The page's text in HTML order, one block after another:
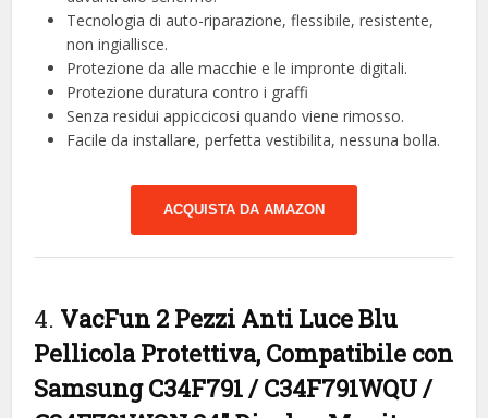
Tecnologia di auto-riparazione, flessibile, resistente,
non ingiallisce.
Protezione da alle macchie e le impronte digitali.
Protezione duratura contro i graffi
Senza residui appiccicosi quando viene rimosso.
Facile da installare, perfetta vestibilita, nessuna bolla.
ACQUISTA DA AMAZON
4. VacFun 2 Pezzi Anti Luce Blu
Pellicola Protettiva, Compatibile con
Samsung C34F791 / C34F791WQU /